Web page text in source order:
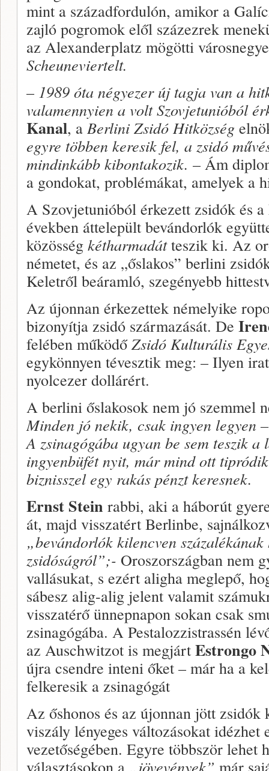
mint a századfordu­lón, amikor a
zajló pogromok elől százezrek
az Alexanderplatz mögötti
Scheuneviertelt.
– 1989 óta négyezer új tagja van a
valamennyien a volt Szovjetunióból
Kanal, a Berlini Zsidó Hitközség
egyre többen keresik fel, a zsidó
mindinkább kibontakozik. – Ám
a gondokat, problémákat, amelyek a
A Szovjetunióból érkezett zsidók és
években áttele­pült bevándorlók
közösség kétharmadátteszik ki. Az
németet, és az „őslakos” berlini
Keletről beáramló, sze­gényebb
Az újonnan érkezettek némelyike
bizonyítja zsidó származását. De
felében működőZsidó Kulturális
egykönnyen té­vesztik meg: – Ilyen
nyolcezer dollárért.
A berlini őslakosok nem jó szemmel
Minden jó ne­kik, csak ingyen legyen –
A zsinagógába ugyan be sem teszik
ingyenbüfét nyit, már mind ott
biznisszel egy rakás pénzt keresnek.
Ernst Stein rabbi, aki a háborút
át, majd visszatért Berlinbe,
„bevándorlók kilencven
zsidóságról”;- Oroszországban nem
vallásukat, s ezért aligha meglepő,
sábesz alig-alig jelent valamit
visszatérő ün­nepnapon sokan csak
zsinagógába. A Pestalozzistrassén
az Auschwitzot is megjárt Estrongo
újra csendre inteni őket – már ha a
felke­resik a zsinagógát
Az őshonos és az újonnan jött zsidók
viszály lénye­ges változásokat idézhet
vezetőségében. Egyre többször lehet
választásokon a „jövevények” már